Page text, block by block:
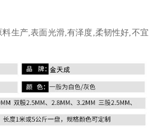
生产,表面光滑,有泽度,柔韧性好,不宜